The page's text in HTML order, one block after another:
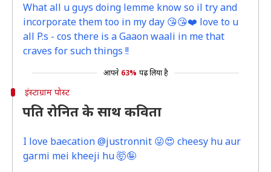
What all u guys doing lemme know so il try and
incorporate them too in my day 😘😘❤️ love to u
all P.s - cos there is a Gaaon waali in me that
craves for such things !!
आपने 63% पढ़ लिया है
इंस्टाग्राम पोस्ट
पति रोनित के साथ कविता
I love baecation @justronnit 😜😍 cheesy hu aur
garmi mei kheeji hu 🤯🤪